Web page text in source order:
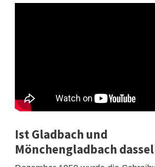
Ist Gladbach und
Mönchengladbach